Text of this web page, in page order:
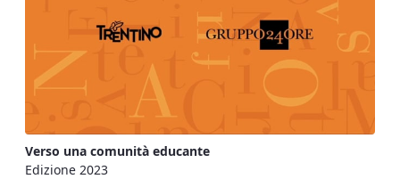
Verso una comunità educante
Edizione 2023